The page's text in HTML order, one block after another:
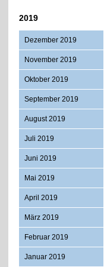
2019
Dezember 2019
November 2019
Oktober 2019
September 2019
August 2019
Juli 2019
Juni 2019
Mai 2019
April 2019
März 2019
Februar 2019
Januar 2019